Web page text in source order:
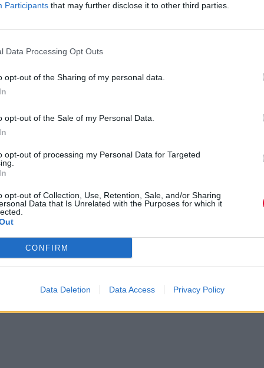
Participants that may further disclose it to other third parties.
Data Processing Opt Outs
opt-out of the Sharing of my personal data.
opt-out of the Sale of my Personal Data.
opt-out of processing my Personal Data for Targeted
opt-out of Collection, Use, Retention, Sale, and/or Sharing
Data that Is Unrelated with the Purposes for which it
CONFIRM
Data Deletion Data Access Privacy Policy
από το πρώτο εξάμηνο του 2025
μέρες rave, ιδρώτα και σκοτεινής
της Αθήνας
στη μουσική βιομηχανία του